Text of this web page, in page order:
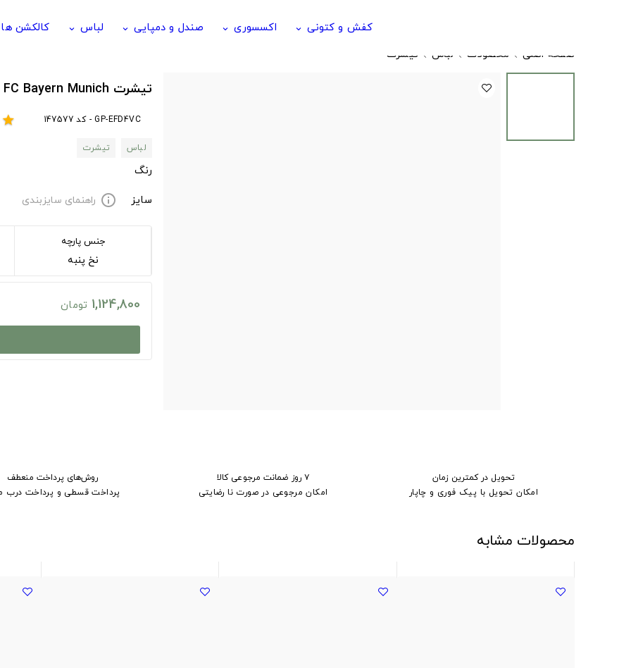
کفش و کتونی keyboard_arrow_down اکسسوری keyboard_arrow_down صندل و دمپایی keyboard_arrow_down لباس keyboard_arrow_down کالکشن ها
صفحه اصلی محصولات لباس تیشرت
تیشرت FC Bayern Munich طرح robert lewandowski - goal
GP-EFD4VC - کد 147577 star
لباس
تیشرت
رنگ
سایز
info راهنمای سایزبندی
جنس پارچه
نخ پنبه
1,124,800 تومان
تحویل در کمترین زمان
امکان تحویل با پیک فوری و چاپار
۷ روز ضمانت مرجوعی کالا
امکان مرجوعی در صورت نا رضایتی
روش‌های پرداخت منعطف
پرداخت قسطی و پرداخت درب
محصولات مشابه